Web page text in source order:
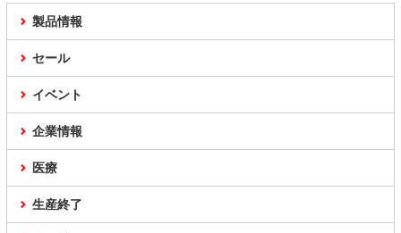
製品情報
セール
イベント
企業情報
医療
生産終了